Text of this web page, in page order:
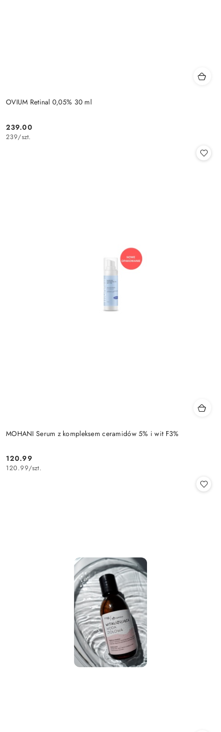
OVIUM Retinal 0,05% 30 ml
Cena:
239.00
239/szt.
MOHANI Serum z kompleksem ceramidów 5% i wit F3%
Cena:
120.99
120.99/szt.